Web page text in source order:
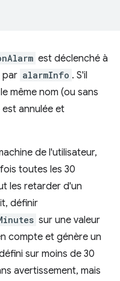
est déclenché à
par alarmInfo . S'il
même nom (ou sans
annulée et
de l'utilisateur,
toutes les 30
les retarder d'un
définir
sur une valeur
compte et génère un
sur moins de 30
avertissement, mais